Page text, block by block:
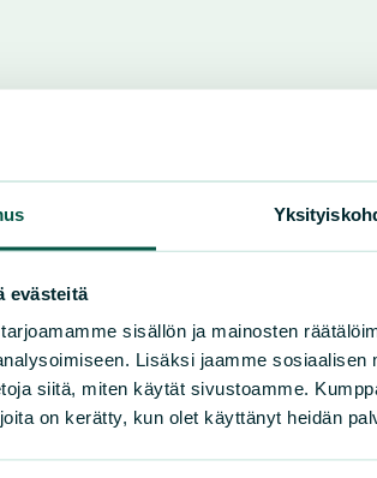
evästeitä
sisällön ja mainosten
Lisäksi jaamme sosiaalisen
siitä, miten käytät sivustoamme.
on kerätty, kun olet käyttänyt heidän
1, 00580 Helsingfors